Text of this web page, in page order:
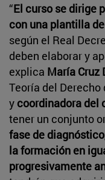
“El curso se dirige
con una plantilla
según el Real
deben elaborar y
explica María Cruz
Teoría del
y coordinadora del
tener un conjunto
fase de
la formación en
progresivamente